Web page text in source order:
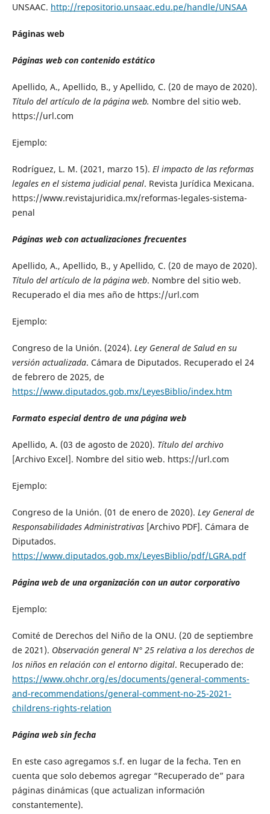
UNSAAC. http://repositorio.unsaac.edu.pe/handle/UNSAA
Páginas web
Páginas web con contenido estático
Apellido, A., Apellido, B., y Apellido, C. (20 de mayo de 2020).
Título del artículo de la página web. Nombre del sitio web.
https://url.com
Ejemplo:
Rodríguez, L. M. (2021, marzo 15). El impacto de las reformas
legales en el sistema judicial penal. Revista Jurídica Mexicana.
https://www.revistajuridica.mx/reformas-legales-sistema-
penal
Páginas web con actualizaciones frecuentes
Apellido, A., Apellido, B., y Apellido, C. (20 de mayo de 2020).
Título del artículo de la página web. Nombre del sitio web.
Recuperado el dia mes año de https://url.com
Ejemplo:
Congreso de la Unión. (2024). Ley General de Salud en su
versión actualizada. Cámara de Diputados. Recuperado el 24
de febrero de 2025, de
https://www.diputados.gob.mx/LeyesBiblio/index.htm
Formato especial dentro de una página web
Apellido, A. (03 de agosto de 2020). Título del archivo
[Archivo Excel]. Nombre del sitio web. https://url.com
Ejemplo:
Congreso de la Unión. (01 de enero de 2020). Ley General de
Responsabilidades Administrativas[Archivo PDF]. Cámara de
Diputados.
https://www.diputados.gob.mx/LeyesBiblio/pdf/LGRA.pdf
Página web de una organización con un autor corporativo
Ejemplo:
Comité de Derechos del Niño de la ONU. (20 de septiembre
de 2021). Observación general N° 25 relativa a los derechos de
los niños en relación con el entorno digital. Recuperado de:
https://www.ohchr.org/es/documents/general-comments-
and-recommendations/general-comment-no-25-2021-
childrens-rights-relation
Página web sin fecha
En este caso agregamos s.f. en lugar de la fecha. Ten en
cuenta que solo debemos agregar “Recuperado de” para
páginas dinámicas (que actualizan información
constantemente).